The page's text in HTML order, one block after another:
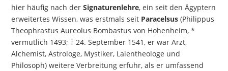
hier häufig nach derSignaturenlehre, ein seit den Ägyptern
erweitertes Wissen, was erstmals seit Paracelsus (Philippus
Theophrastus Aureolus Bombastus von Hohenheim, *
vermutlich 1493; † 24. September 1541, er war Arzt,
Alchemist, Astrologe, Mystiker, Laientheologe und
Philosoph) weitere Verbreitung erfuhr, als er umfassend